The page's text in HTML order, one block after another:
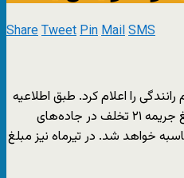
ShareTweetPinMailSMS
را اعلام کرد. طبق اطلاعیه
از ۲۰ اسفند تا ۲۰ فروردین‌ماه، مبلغ جریمه ۲۱ تخلف در جاده‌های
خواهد شد. در تیرماه نیز مبلغ